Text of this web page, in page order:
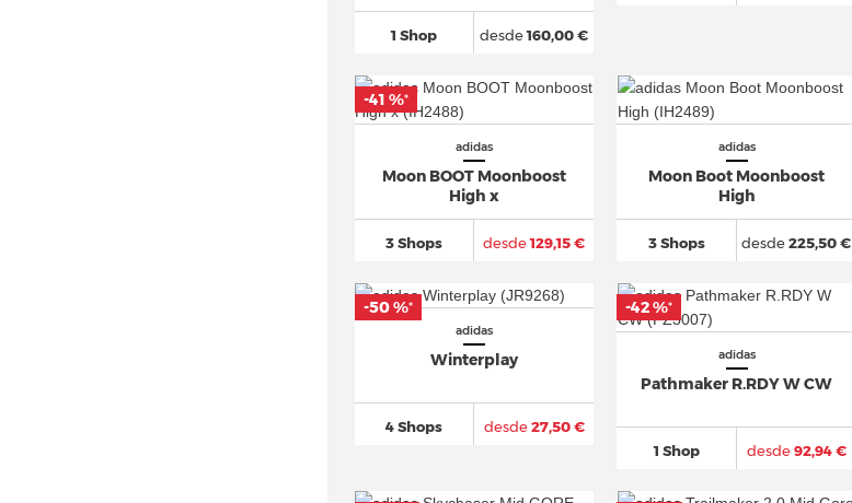
1 Shop desde160,00 €
adidas
Moon BOOT Moonboost
High x
3 Shops desde129,15 €
-41 %*
adidas
Moon Boot Moonboost
High
3 Shops desde225,50 €
adidas
Winterplay
4 Shops desde27,50 €
-50 %*
adidas
Pathmaker R.RDY W CW
1 Shop desde92,94 €
-42 %*